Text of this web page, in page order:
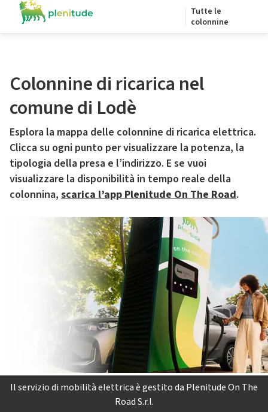
Tutte le
colonnine
Colonnine di ricarica nel
comune di Lodè
Esplora la mappa delle colonnine di ricarica elettrica.
Clicca su ogni punto per visualizzare la potenza, la
tipologia della presa e l’indirizzo. E se vuoi
visualizzare la disponibilità in tempo reale della
colonnina, scarica l’app Plenitude On The Road.
Il servizio di mobilità elettrica è gestito da Plenitude On The
Road S.r.l.